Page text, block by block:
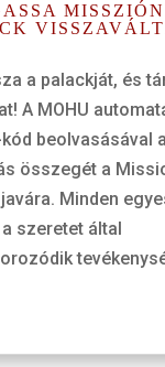
a palackját, és
A MOHU
kód beolvasásával
összegét a
Minden
szeretet által